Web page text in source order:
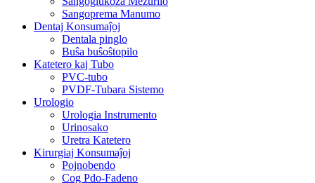
Sangoprema Manumo
Dentaj Konsumaĵoj
Dentala pinglo
Buŝa buŝoŝtopilo
Katetero kaj Tubo
PVC-tubo
PVDF-Tubara Sistemo
Urologio
Urologia Instrumento
Urinosako
Uretra Katetero
Kirurgiaj Konsumaĵoj
Pojnobendo
Cog Pdo-Fadeno